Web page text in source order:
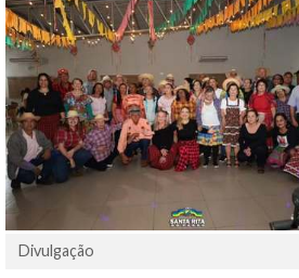
Divulgação